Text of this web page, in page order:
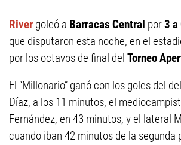
River goleó a Barracas Central por3 a
que disputaron esta noche, en el
por los octavos de final del Torneo
El “Millonario” ganó con los goles del
Díaz, a los 11 minutos, el
Fernández, en 43 minutos, y el lateral
cuando iban 42 minutos de la segunda